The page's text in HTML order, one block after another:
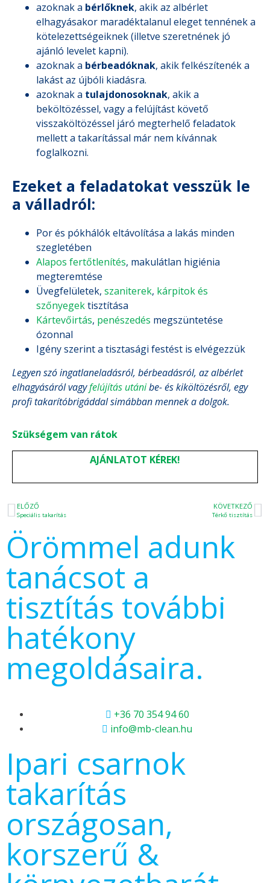
azoknak a bérlőknek, akik az albérlet
elhagyásakor maradéktalanul eleget tennének a
kötelezettségeiknek (illetve szeretnének jó
ajánló levelet kapni).
azoknak a bérbeadóknak, akik felkészítenék a
lakást az újbóli kiadásra.
azoknak a tulajdonosoknak, akik a
beköltözéssel, vagy a felújítást követő
visszaköltözéssel járó megterhelő feladatok
mellett a takarítással már nem kívánnak
foglalkozni.
Ezeket a feladatokat vesszük le
a válladról:
Por és pókhálók eltávolítása a lakás minden
szegletében
Alapos fertőtlenítés, makulátlan higiénia
megteremtése
Üvegfelületek, szaniterek, kárpitok és
szőnyegektisztítása
Kártevőirtás, penészedés megszüntetése
ózonnal
Igény szerint a tisztasági festést is elvégezzük
Legyen szó ingatlaneladásról, bérbeadásról, az albérlet
elhagyásáról vagyfelújítás utánibe- és kiköltözésről, egy
profi takarítóbrigáddal simábban mennek a dolgok.
Szükségem van rátok
AJÁNLATOT KÉREK!
ELŐZŐ
Speciális takarítás
KÖVETKEZŐ
Térkő tisztítás
Örömmel adunk
tanácsot a
tisztítás további
hatékony
megoldásaira.
+36 70 354 94 60
info@mb-clean.hu
Ipari csarnok
takarítás
országosan,
korszerű &